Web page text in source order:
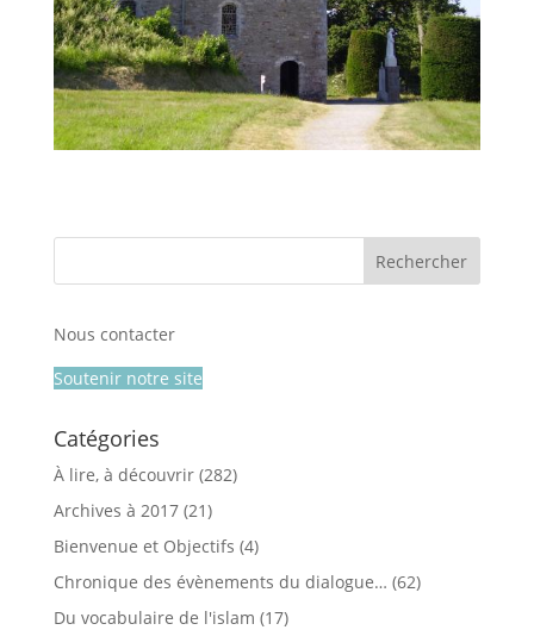
Nous contacter
Soutenir notre site
Catégories
À lire, à découvrir(282)
Archives à 2017(21)
Bienvenue et Objectifs (4)
Chronique des évènements du dialogue… (62)
Du vocabulaire de l'islam (17)